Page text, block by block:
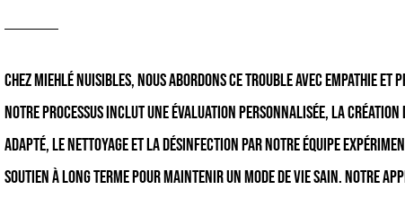
Chez Miehlé Nuisibles, nous abordons ce trouble avec empathie et
Notre processus inclut une évaluation personnalisée, la
adapté, le nettoyage et la désinfection par notre équipe
soutien à long terme pour maintenir un mode de vie sain. Notre